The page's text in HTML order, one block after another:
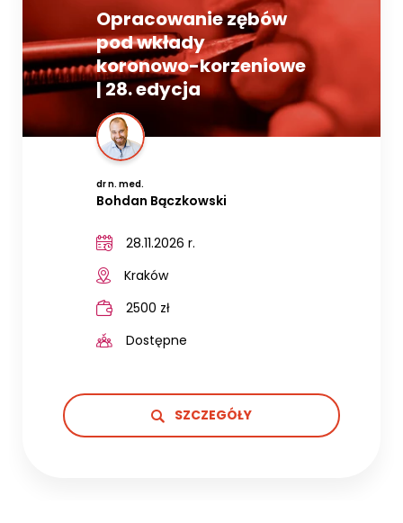
Opracowanie zębów
pod wkłady
koronowo-korzeniowe
| 28. edycja
dr n. med.
Bohdan Bączkowski
28.11.2026 r.
Kraków
2500 zł
Dostępne
SZCZEGÓŁY